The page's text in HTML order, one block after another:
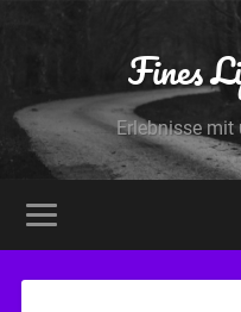
Fines
Erlebnisse mit